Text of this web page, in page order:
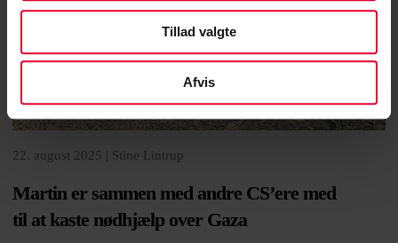
Tillad valgte
Afvis
22. august 2025 | Stine Lintrup
Martin er sammen med andre CS’ere med
til at kaste nødhjælp over Gaza